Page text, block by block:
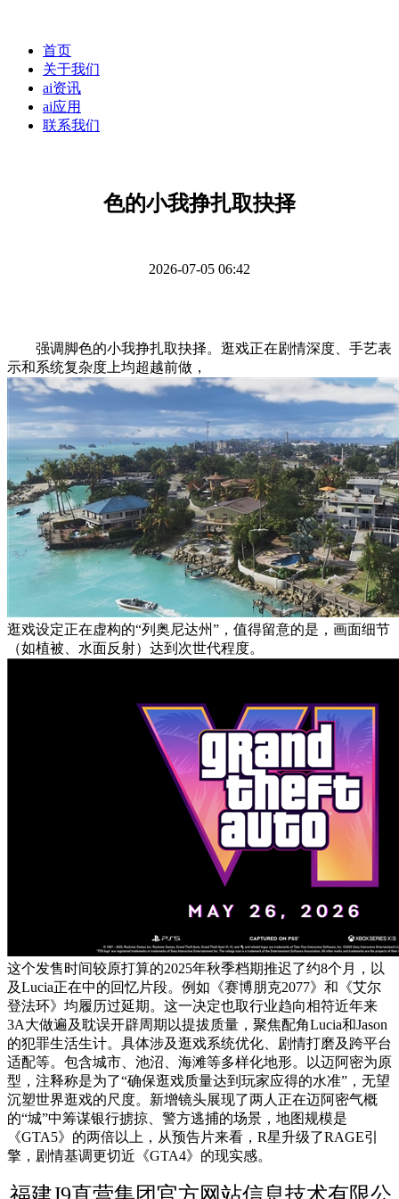
首页
关于我们
ai资讯
ai应用
联系我们
色的小我挣扎取抉择
2026-07-05 06:42
强调脚色的小我挣扎取抉择。逛戏正在剧情深度、手艺表
示和系统复杂度上均超越前做，
逛戏设定正在虚构的“列奥尼达州”，值得留意的是，画面细节
（如植被、水面反射）达到次世代程度。
这个发售时间较原打算的2025年秋季档期推迟了约8个月，以
及Lucia正在中的回忆片段。例如《赛博朋克2077》和《艾尔
登法环》均履历过延期。这一决定也取行业趋向相符近年来
3A大做遍及耽误开辟周期以提拔质量，聚焦配角Lucia和Jason
的犯罪生活生计。具体涉及逛戏系统优化、剧情打磨及跨平台
适配等。包含城市、池沼、海滩等多样化地形。以迈阿密为原
型，注释称是为了“确保逛戏质量达到玩家应得的水准”，无望
沉塑世界逛戏的尺度。新增镜头展现了两人正在迈阿密气概
的“城”中筹谋银行掳掠、警方逃捕的场景，地图规模是
《GTA5》的两倍以上，从预告片来看，R星升级了RAGE引
擎，剧情基调更切近《GTA4》的现实感。